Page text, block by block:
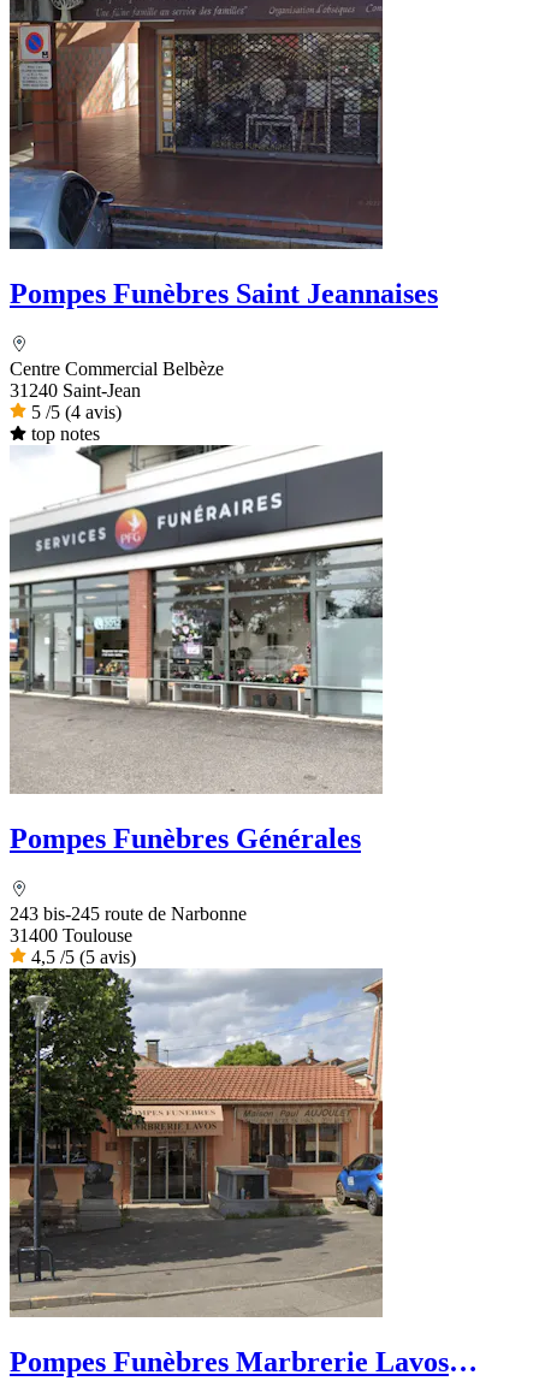
Pompes Funèbres Saint Jeannaises
Centre Commercial Belbèze
31240 Saint-Jean
5 /5 (4 avis)
top notes
Pompes Funèbres Générales
243 bis-245 route de Narbonne
31400 Toulouse
4,5 /5 (5 avis)
Pompes Funèbres Marbrerie Lavos